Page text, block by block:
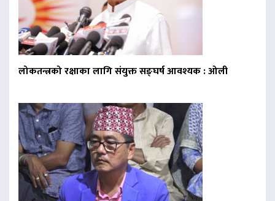
लोकतन्त्रको रक्षाका लागि संयुक्त सङ्घर्ष आवश्यक : ओली